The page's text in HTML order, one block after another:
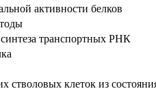
активности белков
транспортных РНК
стволовых клеток из